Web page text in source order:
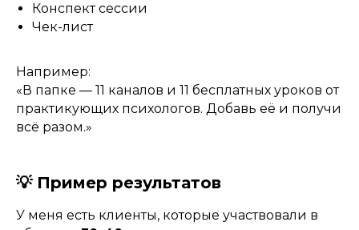
Конспект сессии
Чек-лист
Например:
«В папке — 11 каналов и 11 бесплатных уроков от
практикующих психологов. Добавь её и получи
всё разом.»
💡 Пример результатов
У меня есть клиенты, которые участвовали в